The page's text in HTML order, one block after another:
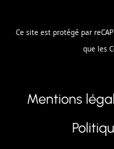
Ce site est protégé par
que les
Mentions